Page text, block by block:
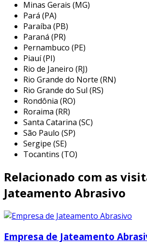
digital dinâmico.
principais canais de marketing
no ambiente b2b, a seleção dos
canais de marketingpode determinar
sucesso de uma campanha.
combinando plataformas de publicidade
tradicionais e digitais, sua empresa pode
alcançar um público mais amplo e
isso não só melhora oengajamento e
conscientização da marca
proporciona insights valiosos para
eficiência operacional.
estratégias de conteúdo
implementarestratégias de conteúdo
b2b. desenvolver materiais ricos e
Minas Gerais (MG)
Pará (PA)
Paraíba (PB)
Paraná (PR)
Pernambuco (PE)
Piauí (PI)
Rio de Janeiro (RJ)
Rio Grande do Norte (RN)
Rio Grande do Sul (RS)
Rondônia (RO)
Roraima (RR)
Santa Catarina (SC)
São Paulo (SP)
Sergipe (SE)
Tocantins (TO)
Relacionado com as
Jateamento Abrasivo
Empresa de Jateamento